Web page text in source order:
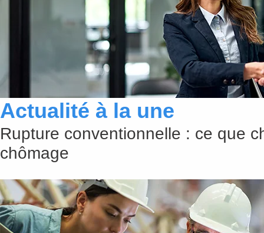
Actualité à la une
Rupture conventionnelle : ce que
chômage